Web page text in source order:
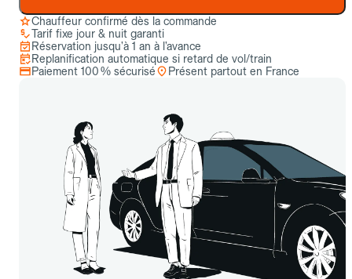
Chauffeur confirmé dès la commande
Tarif fixe jour & nuit garanti
Réservation jusqu’à 1 an à l’avance
Replanification automatique si retard de vol/train
Paiement 100 % sécurisé
Présent partout en France